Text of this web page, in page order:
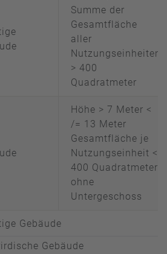
Summe der
Gesamtfläche
aller
Nutzungseinheiten
> 400
Quadratmeter
Höhe > 7 Meter <
/= 13 Meter
Gesamtfläche je
Nutzungseinheit <
400 Quadratmeter
ohne
Untergeschoss
Gebäude
Gebäude